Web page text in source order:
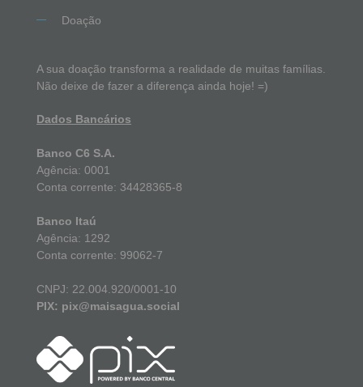
Doação
A sua doação transforma a realidade de muitas famílias.
Não deixe de fazer a diferença ainda hoje! =)
Dados Bancários
Banco C6 S.A.
Agência: 0001
Conta corrente: 34428365-8
Banco Itaú
Agência: 1292
Conta corrente: 99062-7
CNPJ: 22.004.920/0001-10
PIX: pix@maisagua.social